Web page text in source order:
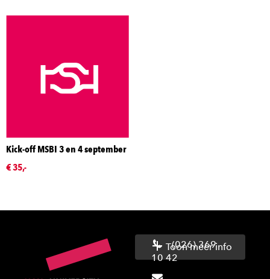
Kick-off MSBI 3 en 4 september
€ 35,-
(026) 369
10 42
Toon meer info